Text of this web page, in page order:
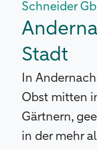
Schneider
Stadt
In
Obst mitten
Gärtnern,
in der mehr